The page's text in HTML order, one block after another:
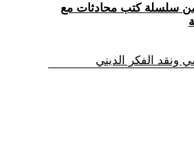
من سلسلة كتب محادثات مع
ونقد الفكر الديني